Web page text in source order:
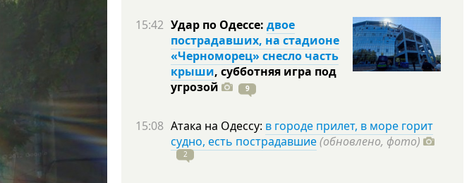
15:42 Удар по Одессе: двое
пострадавших, на стадионе
«Черноморец» снесло часть
крыши, субботняя игра под
угрозой
9
15:08 Атака на Одессу: в городе прилет, в море горит
судно, есть пострадавшие(обновлено, фото)
2